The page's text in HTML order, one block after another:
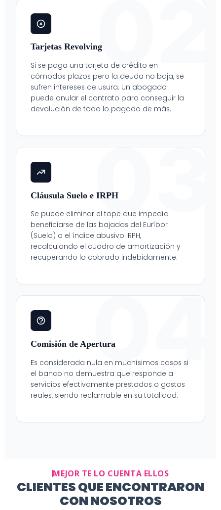
02
Tarjetas Revolving
Si se paga una tarjeta de crédito en
cómodos plazos pero la deuda no baja, se
sufren intereses de usura. Un abogado
puede anular el contrato para conseguir la
devolución de todo lo pagado de más.
03
Cláusula Suelo e IRPH
Se puede eliminar el tope que impedía
beneficiarse de las bajadas del Euríbor
(Suelo) o el índice abusivo IRPH,
recalculando el cuadro de amortización y
recuperando lo cobrado indebidamente.
04
Comisión de Apertura
Es considerada nula en muchísimos casos si
el banco no demuestra que responde a
servicios efectivamente prestados o gastos
reales, siendo reclamable en su totalidad.
MEJOR TE LO CUENTA ELLOS
CLIENTES QUE ENCONTRARON
CON NOSOTROS